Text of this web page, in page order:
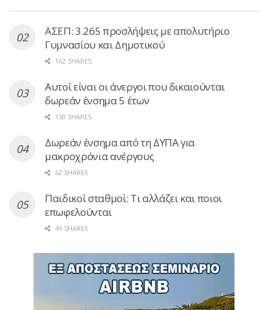
ΑΣΕΠ: 3.265 προσλήψεις με απολυτήριο
Γυμνασίου και Δημοτικού
162 SHARES
Αυτοί είναι οι άνεργοι που δικαιούνται
δωρεάν ένσημα 5 έτων
150 SHARES
Δωρεάν ένσημα από τη ΔΥΠΑ για
μακροχρόνια ανέργους
62 SHARES
Παιδικοί σταθμοί: Τι αλλάζει και ποιοι
επωφελούνται
49 SHARES